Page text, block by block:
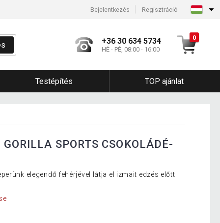
Bejelentkezés Regisztráció
+36 30 634 5734
HÉ - PÉ, 08:00 - 16:00
0
Testépítés TOP ajánlat
SPORTS CSOKOLÁDÉ-
elegendő fehérjével látja el izmait edzés előtt